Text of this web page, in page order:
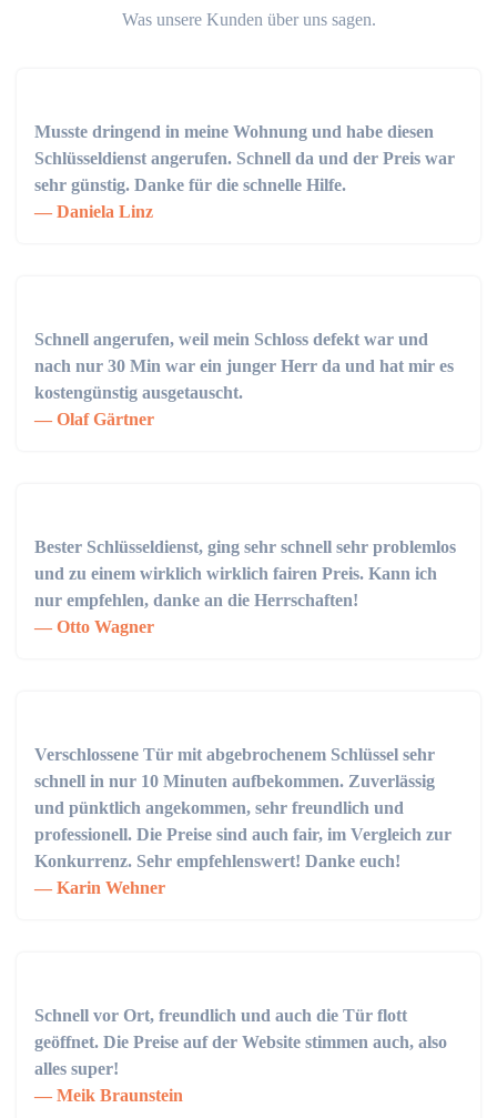
Was unsere Kunden über uns sagen.
Musste dringend in meine Wohnung und habe diesen
Schlüsseldienst angerufen. Schnell da und der Preis war
sehr günstig. Danke für die schnelle Hilfe.
Daniela Linz
Schnell angerufen, weil mein Schloss defekt war und
nach nur 30 Min war ein junger Herr da und hat mir es
kostengünstig ausgetauscht.
Olaf Gärtner
Bester Schlüsseldienst, ging sehr schnell sehr problemlos
und zu einem wirklich wirklich fairen Preis. Kann ich
nur empfehlen, danke an die Herrschaften!
Otto Wagner
Verschlossene Tür mit abgebrochenem Schlüssel sehr
schnell in nur 10 Minuten aufbekommen. Zuverlässig
und pünktlich angekommen, sehr freundlich und
professionell. Die Preise sind auch fair, im Vergleich zur
Konkurrenz. Sehr empfehlenswert! Danke euch!
Karin Wehner
Schnell vor Ort, freundlich und auch die Tür flott
geöffnet. Die Preise auf der Website stimmen auch, also
alles super!
Meik Braunstein